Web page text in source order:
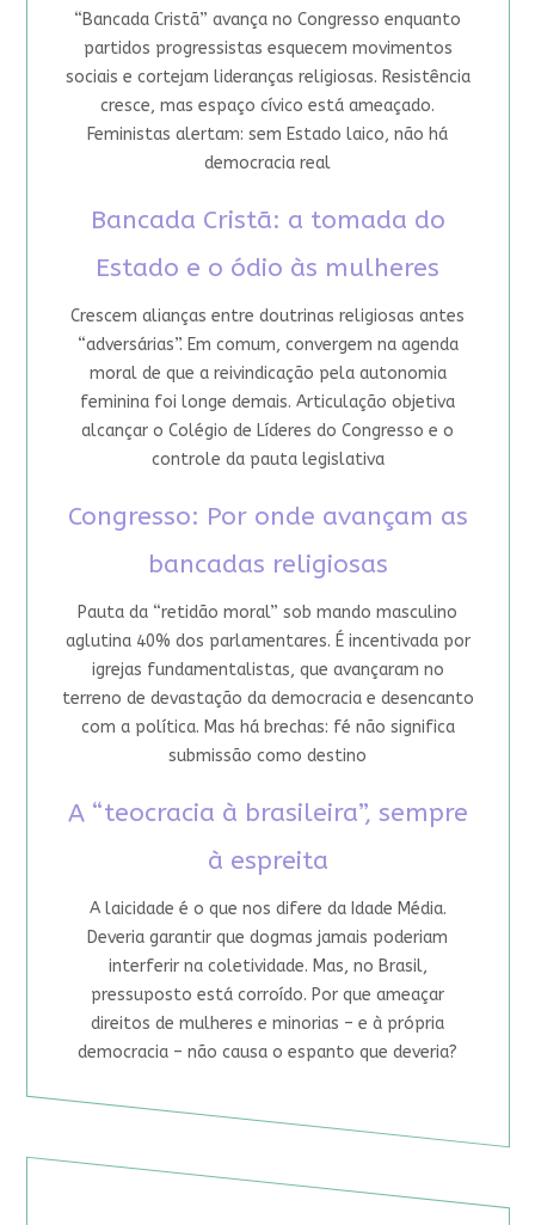
“Bancada Cristã” avança no Congresso enquanto
partidos progressistas esquecem movimentos
sociais e cortejam lideranças religiosas. Resistência
cresce, mas espaço cívico está ameaçado.
Feministas alertam: sem Estado laico, não há
democracia real
Bancada Cristã: a tomada do
Estado e o ódio às mulheres
Crescem alianças entre doutrinas religiosas antes
“adversárias”. Em comum, convergem na agenda
moral de que a reivindicação pela autonomia
feminina foi longe demais. Articulação objetiva
alcançar o Colégio de Líderes do Congresso e o
controle da pauta legislativa
Congresso: Por onde avançam as
bancadas religiosas
Pauta da “retidão moral” sob mando masculino
aglutina 40% dos parlamentares. É incentivada por
igrejas fundamentalistas, que avançaram no
terreno de devastação da democracia e desencanto
com a política. Mas há brechas: fé não significa
submissão como destino
A “teocracia à brasileira”, sempre
à espreita
A laicidade é o que nos difere da Idade Média.
Deveria garantir que dogmas jamais poderiam
interferir na coletividade. Mas, no Brasil,
pressuposto está corroído. Por que ameaçar
direitos de mulheres e minorias – e à própria
democracia – não causa o espanto que deveria?